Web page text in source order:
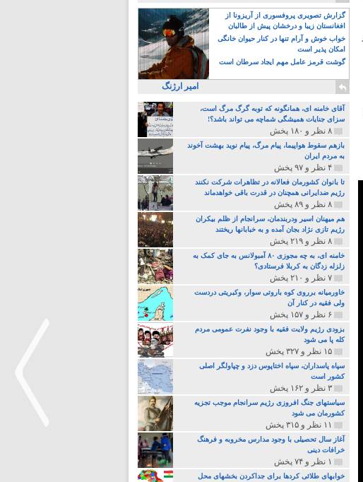
گزارش تصویری پروفسوری از آریزونا از
افغانستان زیبا و درخشان پیش از طالبان
خواب خوش و آرام تنها در کنار حیوان خانگی
امکان پذیر است
گوشت قرمز عامل مهم ایجاد سرطان است
امیر ارژنگ
آقای خامنه ای، همانگونه که توبه گرگ مرگ است،
سزای جنایات همیشگی شماچه می تواند باشد؟!
۸ نظر و ۱۸۰ پخش
بازهم سقوط هواپیما، پیام مرگ، پیام نوید بهشت آخوند
به مردم ایران
۴ نظر و ۹۷ پخش
تا بانوان کشورمان فعالانه در تظاهرات شرکت نکنند
رژیم ضدایرانی همچنان در قدرت باقی خواهدماند
۸ نظر و ۸۹ پخش
هم میهنان اسیر ودربندمان، سرانجام از ظلم بیکران
رژیم تازی نژاد بجان آمده و به خبابانها ریختند
۸ نظر و ۲۱۹ پخش
خامنه ای، به چه مجوزی ۸۰ آمبولانس به جای کمک به
زلزله زدگان به کربلا فرستادی؟
۷ نظر و ۲۱۰ پخش
خاورمیانه برروی کوه باروتی سوار، وکبریتی دردست
ولی فقیه در کنار آن
۶ نظر و ۱۵۷ پخش
بزودی رژیم ولایت فقیه با وجود نفرت عمومی مردم
کله پا می شود
۱۵ نظر و ۳۲۷ پخش
سپاه پاسداران، سپاه اختاپوس دزد و چپاولگر اصلی
کشور است
۳ نظر و ۱۶۲ پخش
سیاستهای جنگ افروزی رژیم سرانجام موجب تجزیه
کشورمان می شود
۱۱ نظر و ۳۱۵ پخش
آغاز سال تحصیلی با وجود مدارس مخروبه و فرهنگ
خرافات دینی
۱ نظر و ۷۴ پخش
خوابهای طلائی کردها برای جداکردن بخشهای محل